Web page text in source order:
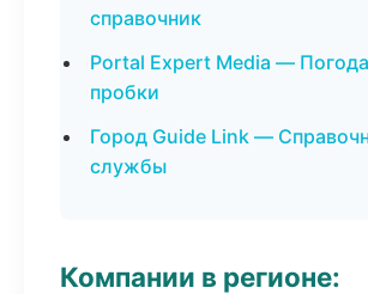
справочник
Portal Expert Media —
пробки
Город Guide Link —
службы
Компании в регионе: